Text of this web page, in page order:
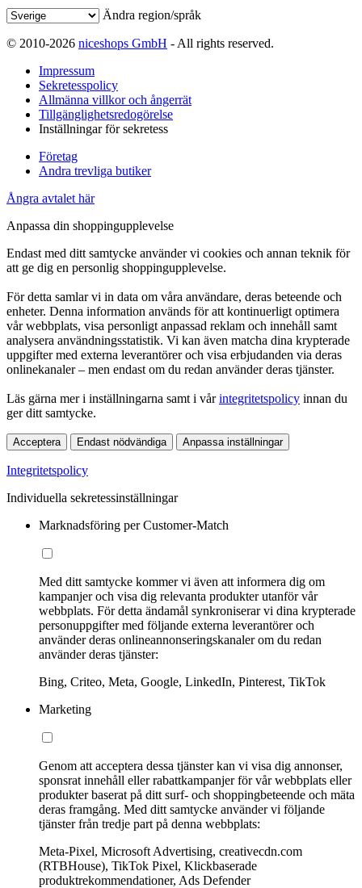
Ändra region/språk
© 2010-2026 niceshops GmbH - All rights reserved.
Impressum
Sekretesspolicy
Allmänna villkor och ångerrät
Tillgänglighetsredogörelse
Inställningar för sekretess
Företag
Andra trevliga butiker
Ångra avtalet här
Anpassa din shoppingupplevelse
Endast med ditt samtycke använder vi cookies och annan teknik för
att ge dig en personlig shoppingupplevelse.
För detta samlar vi in data om våra användare, deras beteende och
enheter. Denna information används för att kontinuerligt optimera
vår webbplats, visa personligt anpassad reklam och innehåll samt
analysera användningsstatistik. Vi kan även matcha dina krypterade
uppgifter med externa leverantörer och visa erbjudanden via deras
onlinekanaler – men endast om du redan använder deras tjänster.
Läs gärna mer i inställningarna samt i vårintegritetspolicy innan du
ger ditt samtycke.
Acceptera Endast nödvändiga Anpassa inställningar
Integritetspolicy
Individuella sekretessinställningar
Marknadsföring per Customer-Match
Med ditt samtycke kommer vi även att informera dig om
kampanjer och visa dig relevanta produkter utanför vår
webbplats. För detta ändamål synkroniserar vi dina krypterade
personuppgifter med följande externa leverantörer och
använder deras onlineannonseringskanaler om du redan
använder deras tjänster:
Bing, Criteo, Meta, Google, LinkedIn, Pinterest, TikTok
Marketing
Genom att acceptera dessa tjänster kan vi visa dig annonser,
sponsrat innehåll eller rabattkampanjer för vår webbplats eller
produkter baserat på ditt surf- och shoppingbeteende och mäta
deras framgång. Med ditt samtycke använder vi följande
tjänster från tredje part på denna webbplats:
Meta-Pixel, Microsoft Advertising, creativecdn.com
(RTBHouse), TikTok Pixel, Klickbaserade
produktrekommendationer, Ads Defender